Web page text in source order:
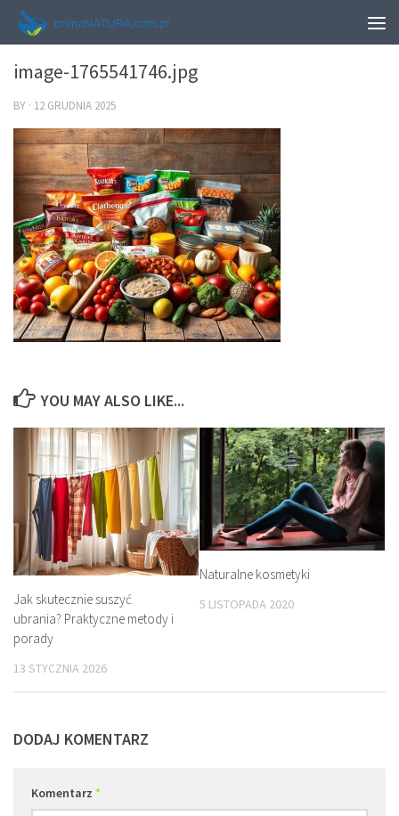
0
image-1765541746.jpg
BY · 12 GRUDNIA 2025
YOU MAY ALSO LIKE...
Jak skutecznie suszyć
ubrania? Praktyczne metody i
porady
13 STYCZNIA 2026
Naturalne kosmetyki
5 LISTOPADA 2020
DODAJ KOMENTARZ
Komentarz *